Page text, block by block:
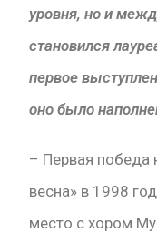
уровня, но и
становился
первое
оно было
– Первая победа
весна» в 1998
место с хором